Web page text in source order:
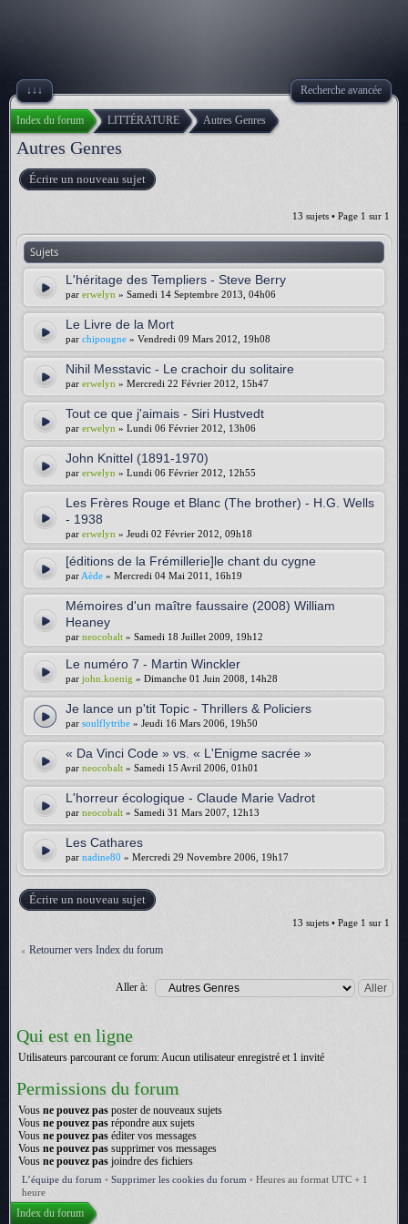
↓↓↓ Recherche avancée
Index du forum LITTÉRATURE Autres Genres
Autres Genres
Écrire un nouveau sujet
13 sujets • Page 1 sur 1
Sujets
L'héritage des Templiers - Steve Berry
par erwelyn » Samedi 14 Septembre 2013, 04h06
Le Livre de la Mort
par chipougne » Vendredi 09 Mars 2012, 19h08
Nihil Messtavic - Le crachoir du solitaire
par erwelyn » Mercredi 22 Février 2012, 15h47
Tout ce que j'aimais - Siri Hustvedt
par erwelyn » Lundi 06 Février 2012, 13h06
John Knittel (1891-1970)
par erwelyn » Lundi 06 Février 2012, 12h55
Les Frères Rouge et Blanc (The brother) - H.G. Wells
- 1938
par erwelyn » Jeudi 02 Février 2012, 09h18
[éditions de la Frémillerie]le chant du cygne
par Aède » Mercredi 04 Mai 2011, 16h19
Mémoires d'un maître faussaire (2008) William
Heaney
par neocobalt » Samedi 18 Juillet 2009, 19h12
Le numéro 7 - Martin Winckler
par john.koenig » Dimanche 01 Juin 2008, 14h28
Je lance un p'tit Topic - Thrillers & Policiers
par soulflytribe » Jeudi 16 Mars 2006, 19h50
« Da Vinci Code » vs. « L'Enigme sacrée »
par neocobalt » Samedi 15 Avril 2006, 01h01
L'horreur écologique - Claude Marie Vadrot
par neocobalt » Samedi 31 Mars 2007, 12h13
Les Cathares
par nadine80 » Mercredi 29 Novembre 2006, 19h17
Écrire un nouveau sujet
13 sujets • Page 1 sur 1
Retourner vers Index du forum
Aller à:
Qui est en ligne
Utilisateurs parcourant ce forum: Aucun utilisateur enregistré et 1 invité
Permissions du forum
Vous ne pouvez pas poster de nouveaux sujets
Vous ne pouvez pas répondre aux sujets
Vous ne pouvez pas éditer vos messages
Vous ne pouvez pas supprimer vos messages
Vous ne pouvez pas joindre des fichiers
L’équipe du forum • Supprimer les cookies du forum • Heures au format UTC + 1
heure
Index du forum